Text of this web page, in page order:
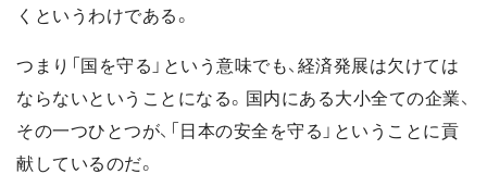
くというわけである。
つまり「国を守る」という意味でも、経済発展は欠けては
ならないということになる。国内にある大小全ての企業、
その一つひとつが、「日本の安全を守る」ということに貢
献しているのだ。